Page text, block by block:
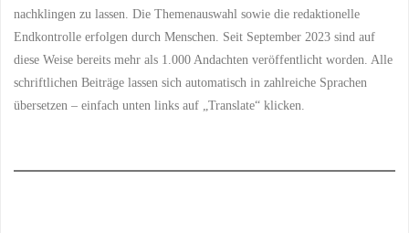
nachklingen zu lassen. Die Themenauswahl sowie die redaktionelle
Endkontrolle erfolgen durch Menschen. Seit September 2023 sind auf
diese Weise bereits mehr als 1.000 Andachten veröffentlicht worden. Alle
schriftlichen Beiträge lassen sich automatisch in zahlreiche Sprachen
übersetzen – einfach unten links auf „Translate“ klicken.